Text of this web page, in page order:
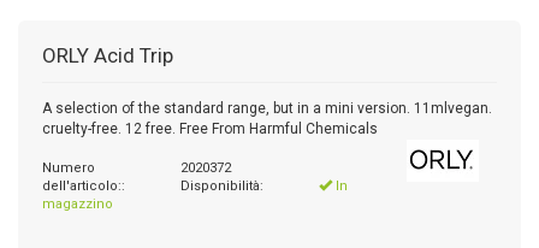
ORLY Acid Trip
A selection of the standard range, but in a mini version. 11mlvegan.
cruelty-free. 12 free. Free From Harmful Chemicals
Numero
dell'articolo::
2020372
Disponibilità:
In
magazzino